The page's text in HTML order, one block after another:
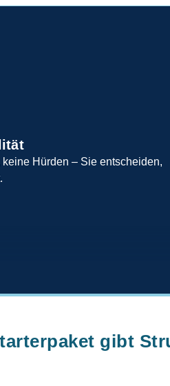
Hürden – Sie entscheiden,
gibt